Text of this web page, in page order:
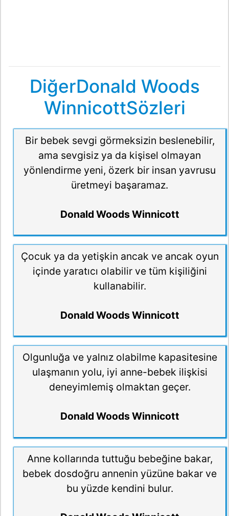
DiğerDonald Woods
WinnicottSözleri
Bir bebek sevgi görmeksizin beslenebilir,
ama sevgisiz ya da kişisel olmayan
yönlendirme yeni, özerk bir insan yavrusu
üretmeyi başaramaz.
Donald Woods Winnicott
Çocuk ya da yetişkin ancak ve ancak oyun
içinde yaratıcı olabilir ve tüm kişiliğini
kullanabilir.
Donald Woods Winnicott
Olgunluğa ve yalnız olabilme kapasitesine
ulaşmanın yolu, iyi anne-bebek ilişkisi
deneyimlemiş olmaktan geçer.
Donald Woods Winnicott
Anne kollarında tuttuğu bebeğine bakar,
bebek dosdoğru annenin yüzüne bakar ve
bu yüzde kendini bulur.